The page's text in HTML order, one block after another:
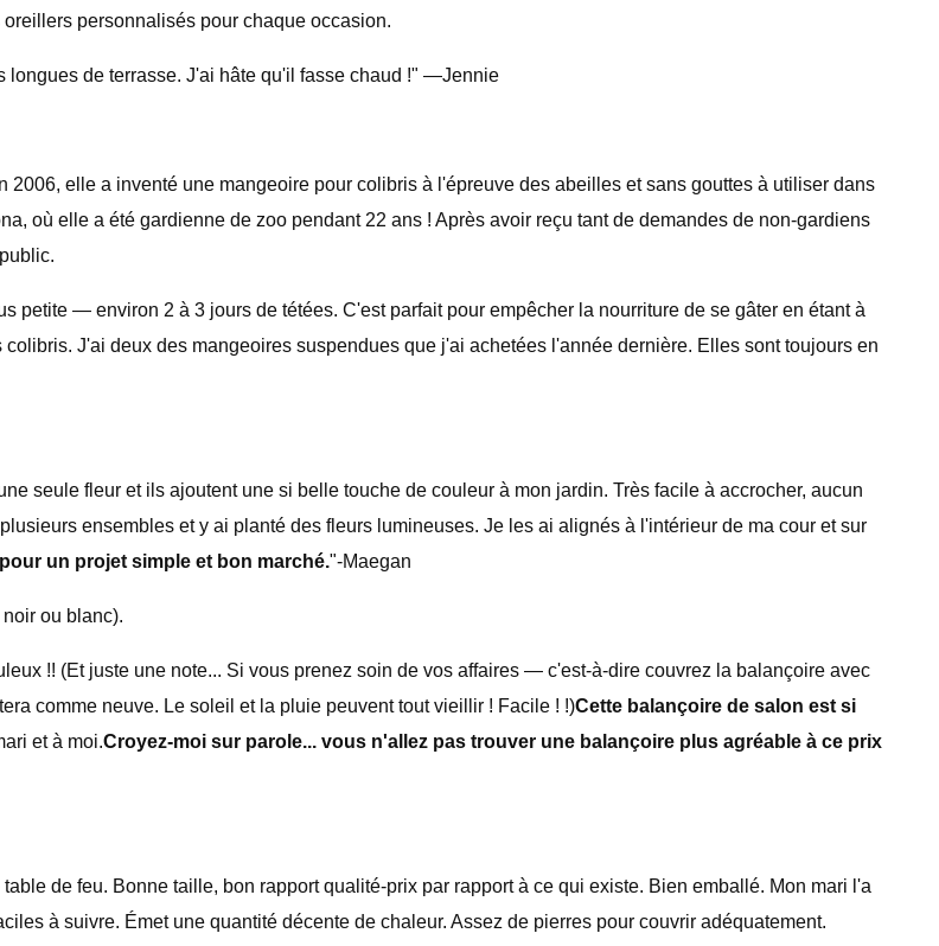
personnalisés pour chaque occasion.
de terrasse. J'ai hâte qu'il fasse chaud !" —Jennie
elle a inventé une mangeoire pour colibris à l'épreuve des abeilles et sans gouttes à utiliser dans
où elle a été gardienne de zoo pendant 22 ans ! Après avoir reçu tant de demandes de non-gardiens
petite — environ 2 à 3 jours de tétées. C'est parfait pour empêcher la nourriture de se gâter en étant à
J'ai deux des mangeoires suspendues que j'ai achetées l'année dernière. Elles sont toujours en
seule fleur et ils ajoutent une si belle touche de couleur à mon jardin. Très facile à accrocher, aucun
ensembles et y ai planté des fleurs lumineuses. Je les ai alignés à l'intérieur de ma cour et sur
un projet simple et bon marché."-Maegan
ou blanc).
!! (Et juste une note... Si vous prenez soin de vos affaires — c'est-à-dire couvrez la balançoire avec
comme neuve. Le soleil et la pluie peuvent tout vieillir ! Facile ! !)Cette balançoire de salon est si
et à moi.Croyez-moi sur parole... vous n'allez pas trouver une balançoire plus agréable à ce prix
de feu. Bonne taille, bon rapport qualité-prix par rapport à ce qui existe. Bien emballé. Mon mari l'a
à suivre. Émet une quantité décente de chaleur. Assez de pierres pour couvrir adéquatement.